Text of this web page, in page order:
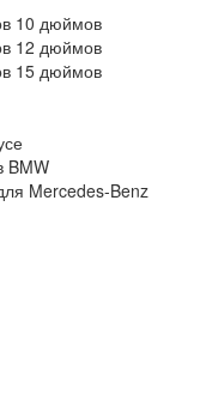
10 дюймов
12 дюймов
15 дюймов
BMW
Mercedes-Benz